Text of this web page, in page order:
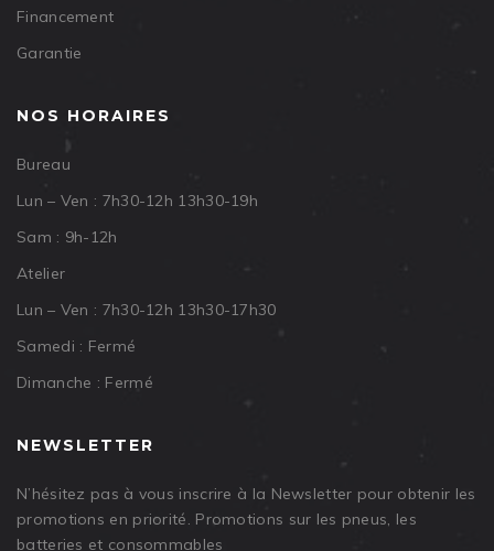
Financement
Garantie
NOS HORAIRES
Bureau
Lun – Ven : 7h30-12h 13h30-19h
Sam : 9h-12h
Atelier
Lun – Ven : 7h30-12h 13h30-17h30
Samedi : Fermé
Dimanche : Fermé
NEWSLETTER
N’hésitez pas à vous inscrire à la Newsletter pour obtenir les
promotions en priorité. Promotions sur les pneus, les
batteries et consommables